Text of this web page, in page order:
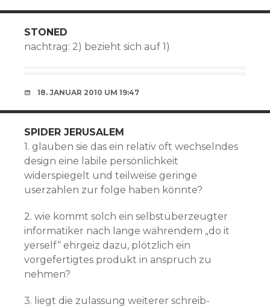
STONED
nachtrag: 2) bezieht sich auf 1)
18. JANUAR 2010 UM 19:47
SPIDER JERUSALEM
1. glauben sie das ein relativ oft wechselndes
design eine labile persönlichkeit
widerspiegelt und teilweise geringe
userzahlen zur folge haben könnte?
2. wie kommt solch ein selbstüberzeugter
informatiker nach lange währendem „do it
yerself“ ehrgeiz dazu, plötzlich ein
vorgefertigtes produkt in anspruch zu
nehmen?
3. liegt die zulassung weiterer schreib-